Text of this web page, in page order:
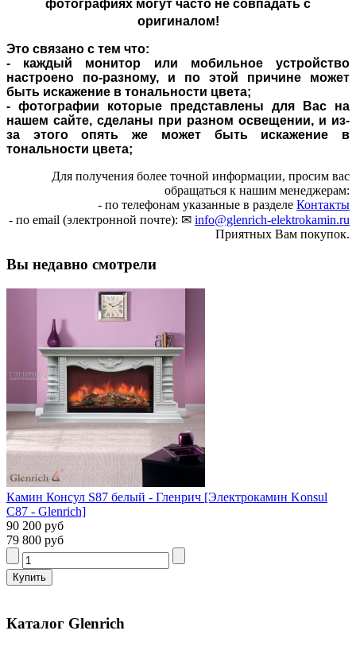
фотографиях могут часто не совпадать с
оригиналом!
Это связано с тем что:
- каждый монитор или мобильное устройство
настроено по-разному, и по этой причине может
быть искажение в тональности цвета;
- фотографии которые представлены для Вас на
нашем сайте, сделаны при разном освещении, и из-
за этого опять же может быть искажение в
тональности цвета;
Для получения более точной информации, просим вас
обращаться к нашим менеджерам:
- по телефонам указанные в разделе Контакты
- по email (электронной почте): ✉ info@glenrich-elektrokamin.ru
Приятных Вам покупок.
Вы недавно смотрели
Камин Консул S87 белый - Гленрич [Электрокамин Konsul
С87 - Glenrich]
90 200 руб
79 800 руб
Каталог Glenrich